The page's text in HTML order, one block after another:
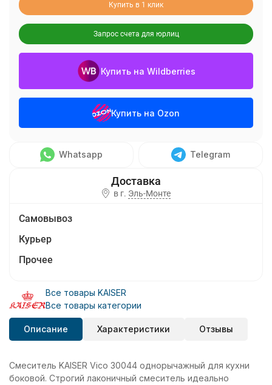
Купить в 1 клик
Запрос счета для юрлиц
Купить на Wildberries
Купить на Ozon
Whatsapp Telegram
в г. Эль-Монте
Самовывоз
Курьер
Прочее
Все товары KAISER
Все товары категории
Описание Характеристики Отзывы
Смеситель KAISER Vico 30044 однорычажный для кухни
боковой. Строгий лаконичный смеситель идеально